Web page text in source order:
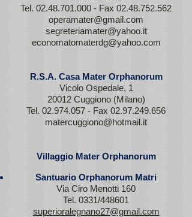
Tel.02.48.701.000 - Fax 02.48.752.562
operamater@gmail.com
segreteriamater@yahoo.it
economatomaterdg@yahoo.com
R.S.A. Casa Mater Orphanorum
Vicolo Ospedale, 1
20012 Cuggiono (Milano)
Tel.02.974.057- Fax02.97.249.656
matercuggiono@hotmail.it
Villaggio Mater Orphanorum
Santuario Orphanorum Matri
Via Ciro Menotti 160
Tel. 0331/448601
superioralegnano27@gmail.com